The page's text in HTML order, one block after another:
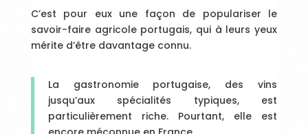
C’est pour eux une façon de populariser le
savoir-faire agricole portugais, qui à leurs yeux
mérite d’être davantage connu.
La gastronomie portugaise, des vins
jusqu’aux spécialités typiques, est
particulièrement riche. Pourtant, elle est